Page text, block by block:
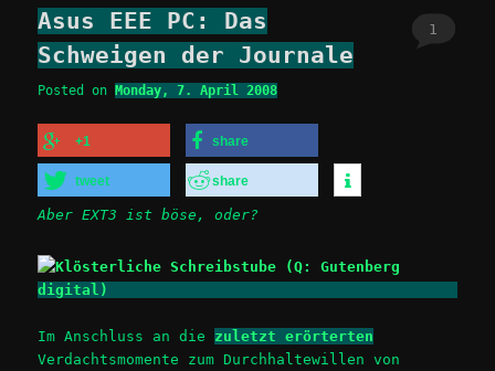
Asus EEE PC: Das
Schweigen der Journale
Posted onMonday, 7. April 2008
1
+1 share
tweet share
Aber EXT3 ist böse, oder?
Im Anschluss an die zuletzt erörterten
Verdachtsmomente zum Durchhaltewillen von